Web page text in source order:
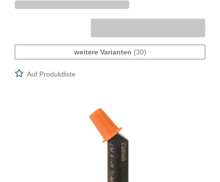
weitere Varianten (30)
Auf Produktliste